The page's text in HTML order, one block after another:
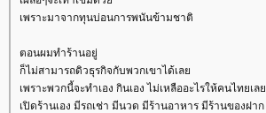
เพราะมาจากทุนบ่อนการพนันข้ามชาติ
ตอนผมทำร้านอยู่
ก็ไม่สามารถดิวธุรกิจกับพวกเขาได้เล
เพราะพวกนี้จะทำเอง กินเอง ไม่เหลืออะไรให้คนไทยเล
เปิดร้านเอง มีรถเช่า มีนวด มีร้านอาหาร มีร้านของฝาก